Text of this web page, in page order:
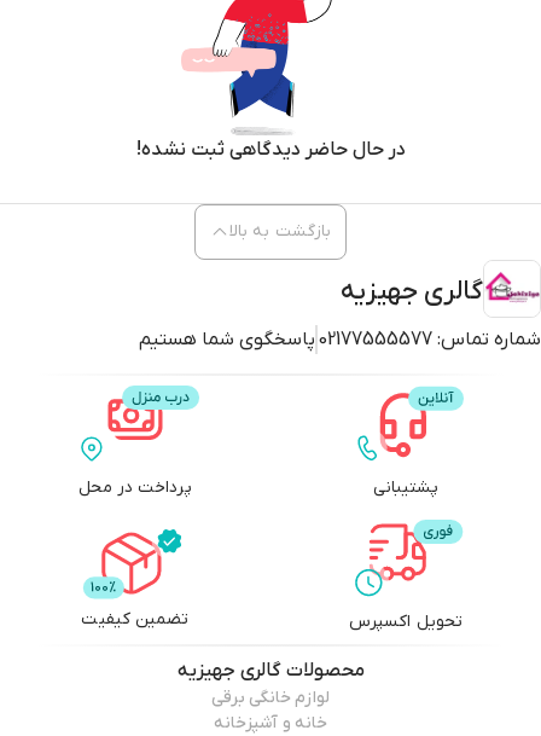
در حال حاضر دیدگاهی ثبت نشده!
گالری جهیزیه
شماره تماس: 02177555577 پاسخگوی شما هستیم
بازگشت به بالا
پشتیبانی پرداخت در محل
تحویل اکسپرس تضمین کیفیت
محصولاتگالری جهیزیه
لوازم خانگی برقی
خانه و آشپزخانه